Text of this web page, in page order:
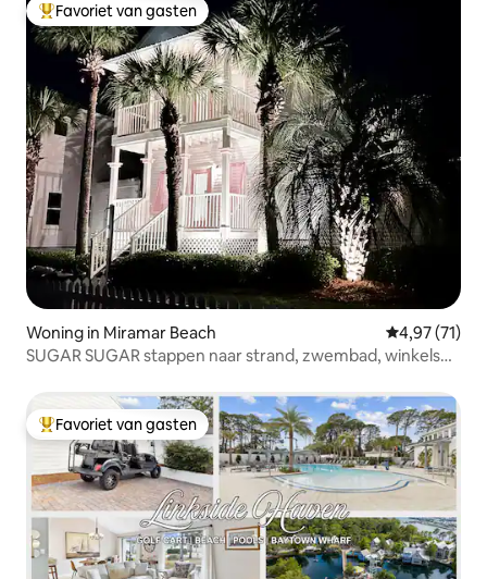
Topfavoriet van gasten
Favoriet van gasten
Woning in Miramar Beach Gemiddelde
4,97 (71)
SUGAR SUGAR stappen naar strand, zwembad, winkels
Topfavoriet van gasten
Favoriet van gasten